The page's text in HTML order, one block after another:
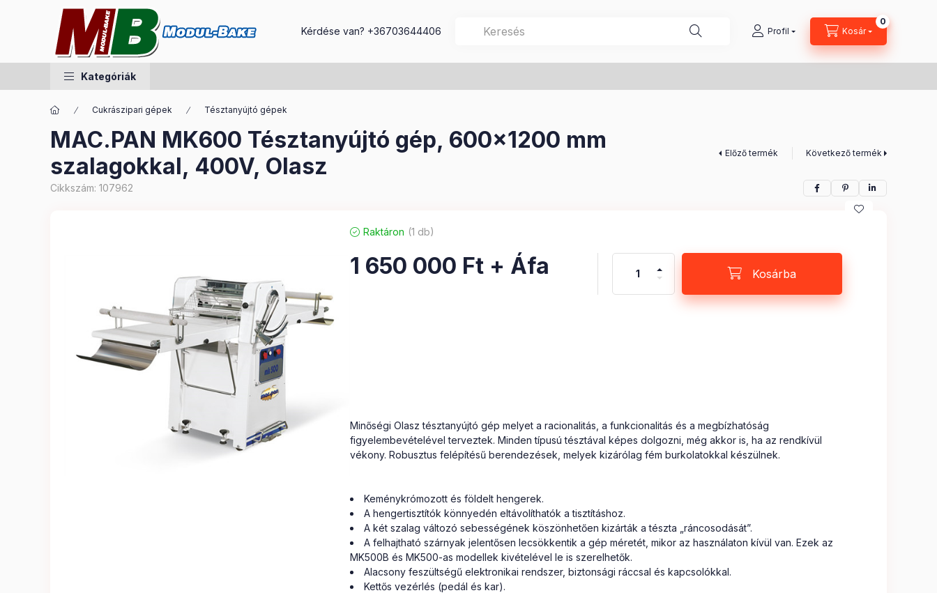
Kérdése van? +36703644406 Profil Kosár
Kosárban
0
Kategóriák
Cukrászipari gépek Tésztanyújtó gépek
Előző termék Következő termék
MAC.PAN MK600 Tésztanyújtó gép, 600x1200 mm
szalagokkal, 400V, Olasz
Cikkszám: 107962
Raktáron 1 db
1 650 000 Ft + Áfa Kosárba
Minőségi Olasz tésztanyújtó gép melyet a racionalitás, a funkcionalitás és a megbízhatóság
figyelembevételével terveztek. Minden típusú tésztával képes dolgozni, még akkor is, ha az rendkívül
vékony. Robusztus felépítésű berendezések, melyek kizárólag fém burkolatokkal készülnek.
Keménykrómozott és földelt hengerek.
A hengertisztítók könnyedén eltávolíthatók a tisztításhoz.
A két szalag változó sebességének köszönhetően kizárták a tészta „ráncosodását”.
A felhajtható szárnyak jelentősen lecsökkentik a gép méretét, mikor az használaton kívül van. Ezek az
MK500B és MK500-as modellek kivételével le is szerelhetők.
Alacsony feszültségű elektronikai rendszer, biztonsági ráccsal és kapcsolókkal.
Kettős vezérlés (pedál és kar).